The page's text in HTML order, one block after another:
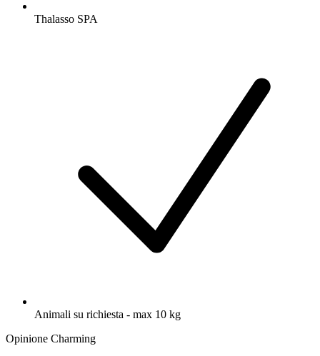
Thalasso SPA
Animali su richiesta - max 10 kg
Opinione Charming